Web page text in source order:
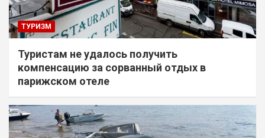
ТУРИЗМ
Туристам не удалось получить
компенсацию за сорванный отдых в
парижском отеле